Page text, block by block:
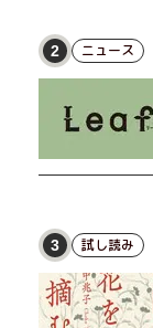
げたり、部屋で
独身、幼なじみ
2 ニュース
3 試し読み